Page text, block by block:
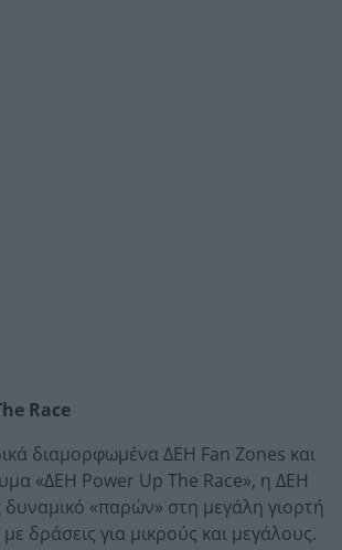
Race
διαμορφωμένα ΔΕΗ Fan Zones και
«ΔΕΗ Power Up The Race», η ΔΕΗ
δυναμικό «παρών» στη μεγάλη γιορτή
δράσεις για μικρούς και μεγάλους.